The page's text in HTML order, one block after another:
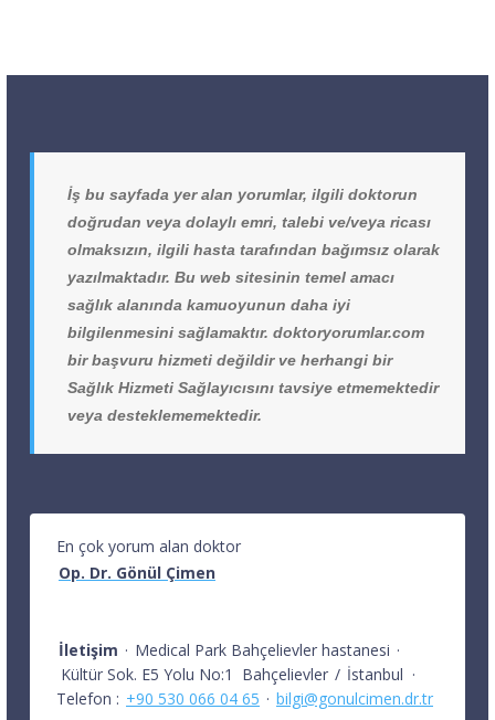
İş bu sayfada yer alan yorumlar, ilgili doktorun
doğrudan veya dolaylı emri, talebi ve/veya ricası
olmaksızın, ilgili hasta tarafından bağımsız olarak
yazılmaktadır. Bu web sitesinin temel amacı
sağlık alanında kamuoyunun daha iyi
bilgilenmesini sağlamaktır. doktoryorumlar.com
bir başvuru hizmeti değildir ve herhangi bir
Sağlık Hizmeti Sağlayıcısını tavsiye etmemektedir
veya desteklememektedir.
En çok yorum alan doktor
Op. Dr. Gönül Çimen
İletişim · Medical Park Bahçelievler hastanesi ·
Kültür Sok. E5 Yolu No:1
Bahçelievler / İstanbul ·
Telefon : +90 530 066 04 65 · bilgi@gonulcimen.dr.tr